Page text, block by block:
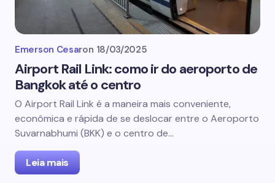
Emerson Cesaron 18/03/2025
Airport Rail Link: como ir do aeroporto de
Bangkok até o centro
O Airport Rail Link é a maneira mais conveniente,
econômica e rápida de se deslocar entre o Aeroporto
Suvarnabhumi (BKK) e o centro de…
Leia mais